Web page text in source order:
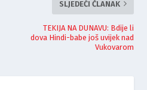
SLJEDEĆI ČLANAK
TEKIJA NA DUNAVU: Bdije li
dova Hindi-babe još uvijek nad
Vukovarom